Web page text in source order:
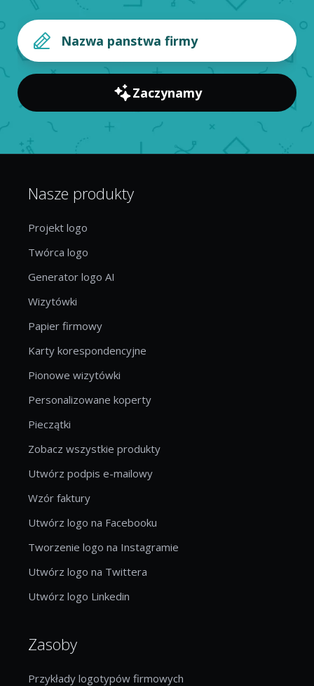
Zaczynamy
Nasze produkty
Projekt logo
Twórca logo
Generator logo AI
Wizytówki
Papier firmowy
Karty korespondencyjne
Pionowe wizytówki
Personalizowane koperty
Pieczątki
Zobacz wszystkie produkty
Utwórz podpis e-mailowy
Wzór faktury
Utwórz logo na Facebooku
Tworzenie logo na Instagramie
Utwórz logo na Twittera
Utwórz logo Linkedin
Zasoby
Przykłady logotypów firmowych